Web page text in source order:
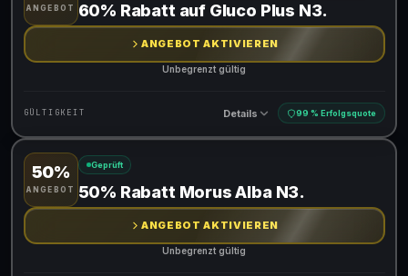
Gib den Code an der Kasse ein, um den Rabatt zu erhalten
ANGEBOT 60% Rabatt auf Gluco Plus N3.
ANGEBOT AKTIVIEREN
Unbegrenzt gültig
GÜLTIGKEIT Details 99 % Erfolgsquote
Gültig für teilnehmende Produkte
50%
ANGEBOT
Geprüft
50% Rabatt Morus Alba N3.
ANGEBOT AKTIVIEREN
Unbegrenzt gültig